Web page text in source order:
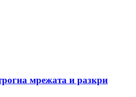
мрежата и разкри